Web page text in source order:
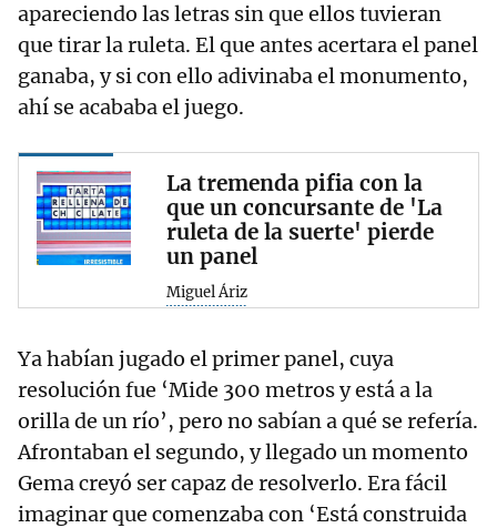
apareciendo las letras sin que ellos tuvieran
que tirar la ruleta. El que antes acertara el panel
ganaba, y si con ello adivinaba el monumento,
ahí se acababa el juego.
La tremenda pifia con la
que un concursante de 'La
ruleta de la suerte' pierde
un panel
Miguel Áriz
Ya habían jugado el primer panel, cuya
resolución fue ‘Mide 300 metros y está a la
orilla de un río’, pero no sabían a qué se refería.
Afrontaban el segundo, y llegado un momento
Gema creyó ser capaz de resolverlo. Era fácil
imaginar que comenzaba con ‘Está construida